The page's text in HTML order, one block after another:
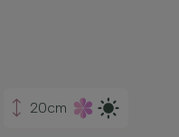
20cm